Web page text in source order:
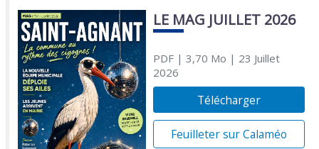
LE MAG JUILLET 2026
PDF| 3,70 Mo | 23 Juillet
2026
Télécharger
Feuilleter sur Calaméo